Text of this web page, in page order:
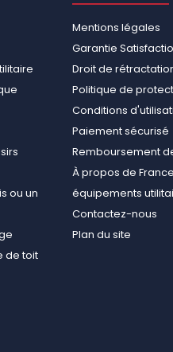
les produits
ou un
de toit
Mentions légales
Garantie
Droit de
Politique de
Conditions
Paiement sécurisé
Remboursement
À propos de
équipements
Contactez-nous
Plan du site